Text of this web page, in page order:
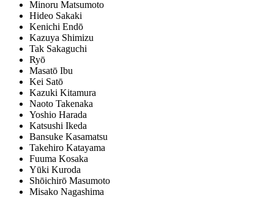
Minoru Matsumoto
Hideo Sakaki
Kenichi Endō
Kazuya Shimizu
Tak Sakaguchi
Ryō
Masatō Ibu
Kei Satō
Kazuki Kitamura
Naoto Takenaka
Yoshio Harada
Katsushi Ikeda
Bansuke Kasamatsu
Takehiro Katayama
Fuuma Kosaka
Yūki Kuroda
Shōichirō Masumoto
Misako Nagashima